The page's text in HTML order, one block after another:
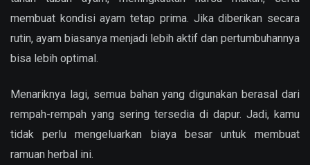
membuat kondisi ayam tetap prima. Jika diberikan secara
rutin, ayam biasanya menjadi lebih aktif dan pertumbuhannya
bisa lebih optimal.
Menariknya lagi, semua bahan yang digunakan berasal dari
rempah-rempah yang sering tersedia di dapur. Jadi, kamu
tidak perlu mengeluarkan biaya besar untuk membuat
ramuan herbal ini.